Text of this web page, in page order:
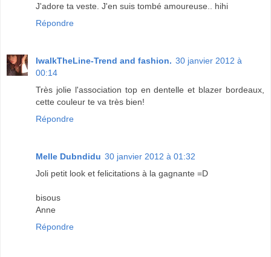
J'adore ta veste. J'en suis tombé amoureuse.. hihi
Répondre
IwalkTheLine-Trend and fashion. 30 janvier 2012 à
00:14
Très jolie l'association top en dentelle et blazer bordeaux,
cette couleur te va très bien!
Répondre
Melle Dubndidu 30 janvier 2012 à 01:32
Joli petit look et felicitations à la gagnante =D
bisous
Anne
Répondre